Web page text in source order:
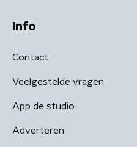
Info
Contact
Veelgestelde vragen
App de studio
Adverteren